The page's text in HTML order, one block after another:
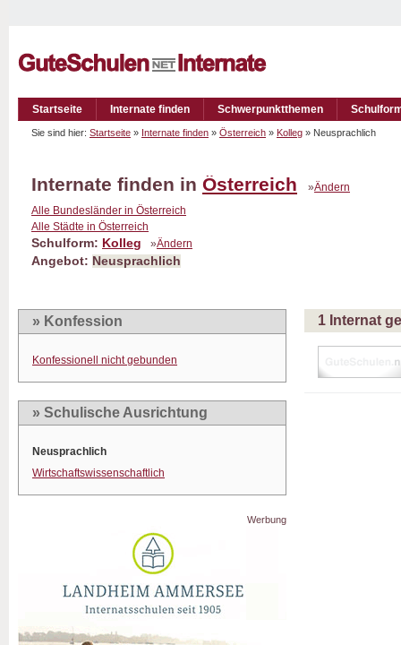
Startseite Internate finden Schwerpunktthemen
Sie sind hier: Startseite » Internate finden » Österreich » Kolleg » Neusprachlich
Internate finden in Österreich »Ändern
Alle Bundesländer in Österreich
Alle Städte in Österreich
Schulform: Kolleg »Ändern
Angebot: Neusprachlich
» Konfession
Konfessionell nicht gebunden
» Schulische Ausrichtung
Neusprachlich
Wirtschaftswissenschaftlich
Werbung
1 Internat